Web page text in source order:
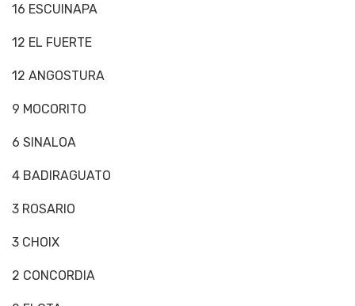
16 ESCUINAPA
12 EL FUERTE
12 ANGOSTURA
9 MOCORITO
6 SINALOA
4 BADIRAGUATO
3 ROSARIO
3 CHOIX
2 CONCORDIA